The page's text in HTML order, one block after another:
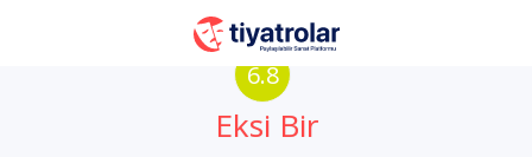
6.8
Eksi Bir